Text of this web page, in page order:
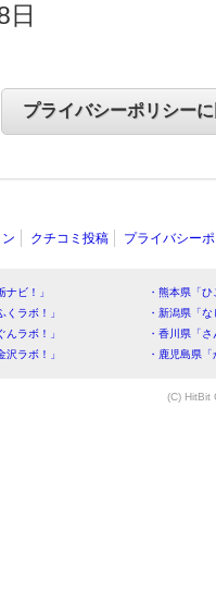
日
クチコミ投稿 プライバシー
ナビ！」
・熊本県「
くラボ！」
・新潟県「
んラボ！」
・香川県「
沢ラボ！」
・鹿児島県
(C) HitBit